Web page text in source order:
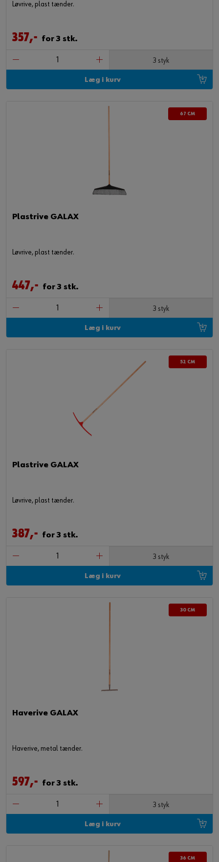
Løvrive, plast tænder.
357,- for 3 stk.
3 styk
Læg i kurv
67 CM
Plastrive GALAX
Løvrive, plast tænder.
447,- for 3 stk.
3 styk
Læg i kurv
52 CM
Plastrive GALAX
Løvrive, plast tænder.
387,- for 3 stk.
3 styk
Læg i kurv
30 CM
Haverive GALAX
Haverive, metal tænder.
597,- for 3 stk.
3 styk
Læg i kurv
36 CM